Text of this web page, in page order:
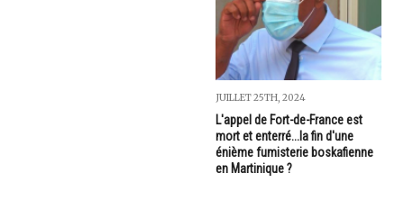
JUILLET 25TH, 2024
L'appel de Fort-de-France est
mort et enterré...la fin d'une
énième fumisterie boskafienne
en Martinique ?